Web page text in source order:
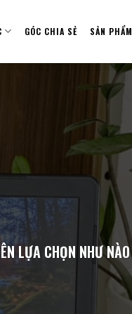
GÓC CHIA SẺ SẢN PHẨM
LỰA CHỌN NHƯ NÀO